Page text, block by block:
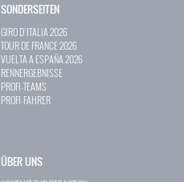
SONDERSEITEN
GIRO D`ITALIA 2026
TOUR DE FRANCE 2026
VUELTA A ESPAÑA 2026
RENNERGEBNISSE
PROFI-TEAMS
PROFI-FAHRER
ÜBER UNS